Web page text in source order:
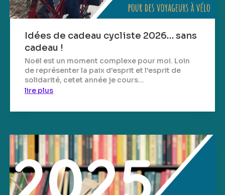
Idées de cadeau cycliste 2026… sans
cadeau !
Noël est un moment complexe pour moi. Loin
de représenter la paix d'esprit et l'esprit de
solidarité, cetet année je cours...
lire plus